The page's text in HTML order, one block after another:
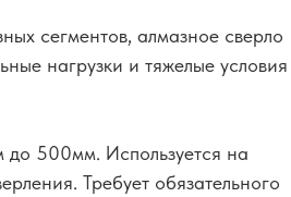
сегментов, алмазное сверло
нагрузки и тяжелые условия
500мм. Используется на
Требует обязательного